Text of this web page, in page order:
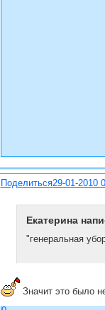
Поделиться29-01-2010
Екатерина
"генеральная
Значит это было